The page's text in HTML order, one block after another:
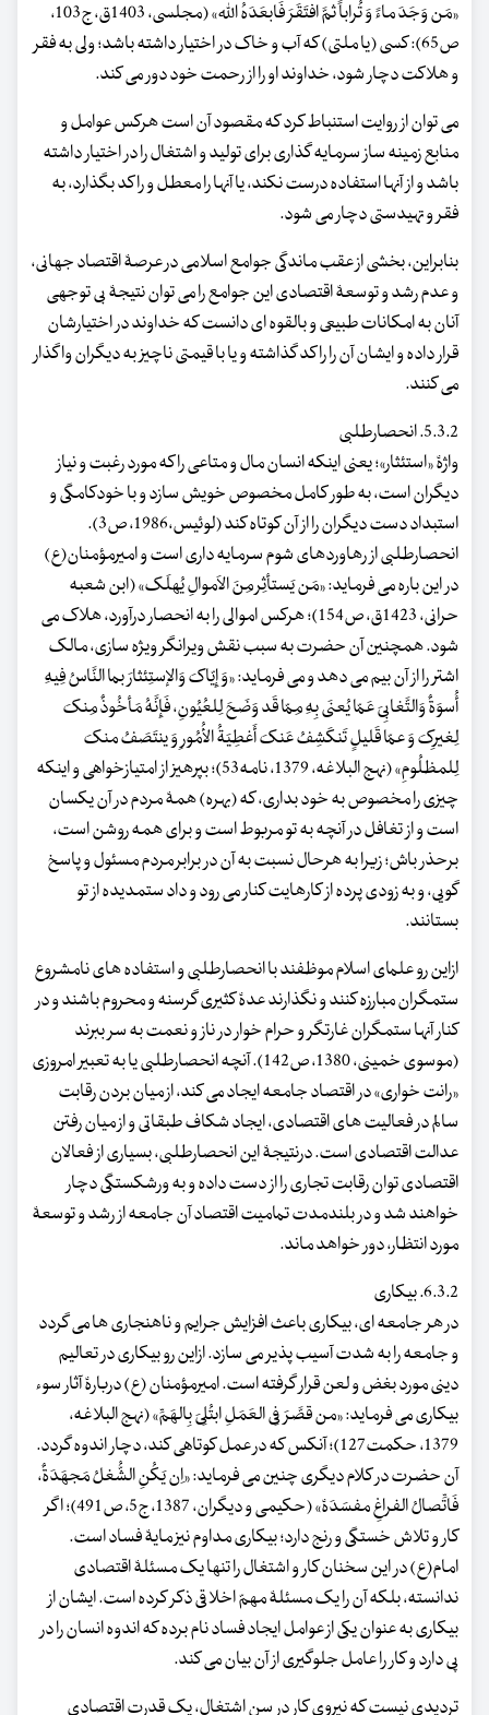
«مَن وَجَدَ ماءً وَ تُراباً ثمَّ افتَقَرَ فَابعَدَهُ الله» (مجلسی، 1403ق، ج103،
ص65): کسی (یا ملتی) که آب و خاک در اختیار داشته باشد؛ ولی به فقر
و هلاکت دچار شود، خداوند او را از رحمت خود دور می کند.
می توان از روایت استنباط کرد که مقصود آن است هرکس عوامل و
منابع زمینه ساز سرمایه گذاری برای تولید و اشتغال را در اختیار داشته
باشد و از آنها استفاده درست نکند، یا آنها را معطل و راکد بگذارد، به
فقر و تهیدستی دچار می شود.
بنابراین، بخشی از عقب ماندگی جوامع اسلامی در عرصۀ اقتصاد جهانی،
و عدم رشد و توسعۀ اقتصادی این جوامع را می توان نتیجۀ بی توجهی
آنان به امکانات طبیعی و بالقوه ای دانست که خداوند در اختیارشان
قرار داده و ایشان آن را راکد گذاشته و یا با قیمتی ناچیز به دیگران واگذار
می کنند.
5.3.2. انحصارطلبی
واژۀ «استئثار»؛ یعنی اینکه انسان مال و متاعی را که مورد رغبت و نیاز
دیگران است، به طور کامل مخصوص خویش سازد و با خودکامگی و
استبداد دست دیگران را از آن کوتاه کند (لوئیس،1986، ص3).
انحصارطلبی از رهاوردهای شوم سرمایه داری است و امیرمؤمنان(ع)
در این باره می فرماید: «مَن یَستأثِر مِنَ الاَموالِ یُهلَک» (ابن شعبه
حرانی، 1423ق، ص154)؛ هرکس اموالی را به انحصار درآورد، هلاک می
شود. همچنین آن حضرت به سبب نقش ویرانگر ویژه سازی، مالک
اشتر را از آن بیم می دهد و می فرماید: «وَ إِیّاکَ وَالإستِئثارَ بما النَّاسُ فِیهِ
أُسوَةٌ وَالتَّغابِیَ عَمّا یُعنَی بِهِ مِمّا قَد وَضَحَ لِلعُیُونِ، فَإِنَّهُ مَأخُوذٌ مِنکَ
لِغیرِکَ وَ عمّا قَلیلٍ تَنکَشِفُ عَنکَ أَغطِیَةُ الأُمُورِ وَ ینتَصَفُ منکَ
لِلمظلُومِ» (نهج البلاغه، 1379، نامه53)؛ بپرهیز از امتیازخواهی و اینکه
چیزی را مخصوص به خود بداری، که (بهره) همۀ مردم در آن یکسان
است و از تغافل در آنچه به تو مربوط است و برای همه روشن است،
برحذر باش؛ زیرا به هرحال نسبت به آن در برابر مردم مسئول و پاسخ
گویی، و به زودی پرده از کارهایت کنار می رود و داد ستمدیده از تو
بستانند.
ازاین رو علمای اسلام موظفند با انحصارطلبی و استفاده های نامشروع
ستمگران مبارزه کنند و نگذارند عدۀ کثیری گرسنه و محروم باشند و در
کنار آنها ستمگران غارتگر و حرام خوار در ناز و نعمت به سر ببرند
(موسوی خمینی، 1380، ص142). آنچه انحصارطلبی یا به تعبیر امروزی
«رانت خواری» در اقتصاد جامعه ایجاد می کند، از میان بردن رقابت
سالم در فعالیت های اقتصادی، ایجاد شکاف طبقاتی و از میان رفتن
عدالت اقتصادی است. درنتیجۀ این انحصارطلبی، بسیاری از فعالان
اقتصادی توان رقابت تجاری را از دست داده و به ورشکستگی دچار
خواهند شد و در بلندمدت تمامیت اقتصاد آن جامعه از رشد و توسعۀ
مورد انتظار، دور خواهد ماند.
6.3.2. بیکاری
در هر جامعه ای، بیکاری باعث افزایش جرایم و ناهنجاری ها می گردد
و جامعه را به شدت آسیب پذیر می سازد. ازاین رو بیکاری در تعالیم
دینی مورد بغض و لعن قرار گرفته است. امیرمؤمنان (ع) دربارۀ آثار سوء
بیکاری می فرماید: «من قصَّرَ فِی العَمَلِ ابتُلِیَ بِالهَمِّ» (نهج البلاغه،
1379، حکمت127)؛ آنکس که در عمل کوتاهی کند، دچار اندوه گردد.
آن حضرت در کلام دیگری چنین می فرماید: «اِن یَکُنِ الشُّغلُ مَجهَدَةٌ،
فَاتِّصالُ الفراغِ مفسَدَۀ» (حکیمی و دیگران، 1387، ج5، ص491)؛ اگر
کار و تلاش خستگی و رنج دارد؛ بیکاری مداوم نیز مایۀ فساد است.
امام(ع) در این سخنان کار و اشتغال را تنها یک مسئلۀ اقتصادی
ندانسته، بلکه آن را یک مسئلۀ مهمّ اخلاقی ذکر کرده است. ایشان از
بیکاری به عنوان یکی از عوامل ایجاد فساد نام برده که اندوه انسان را در
پی دارد و کار را عامل جلوگیری از آن بیان می کند.
تردیدی نیست که نیروی کار در سن اشتغال، یک قدرت اقتصادی